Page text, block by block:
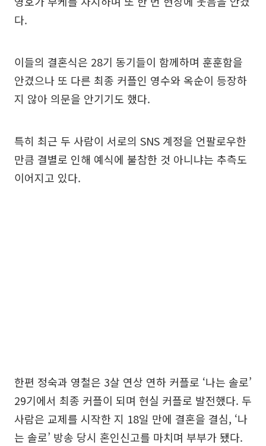
다.
이들의 결혼식은 28기 동기들이 함께하며 훈훈함을
안겼으나 또 다른 최종 커플인 영수와 옥순이 등장하
지 않아 의문을 안기기도 했다.
특히 최근 두 사람이 서로의 SNS 계정을 언팔로우한
만큼 결별로 인해 예식에 불참한 것 아니냐는 추측도
이어지고 있다.
한편 정숙과 영철은 3살 연상 연하 커플로 ‘나는 솔로’
29기에서 최종 커플이 되며 현실 커플로 발전했다. 두
사람은 교제를 시작한 지 18일 만에 결혼을 결심, ‘나
는 솔로’ 방송 당시 혼인신고를 마치며 부부가 됐다.